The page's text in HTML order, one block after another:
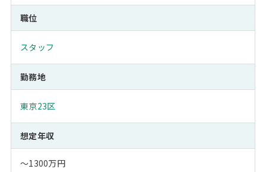
職位
スタッフ
勤務地
東京23区
想定年収
～1300万円